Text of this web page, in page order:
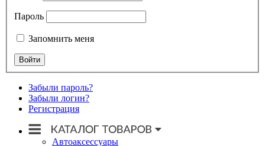
Пароль
Запомнить меня
Забыли пароль?
Забыли логин?
Регистрация
Автоаксессуары